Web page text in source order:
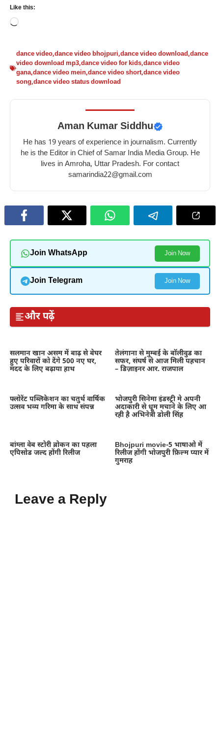
Like this:
Loading…
dance video,dance video bhojpuri,dance video download,dance
video download mp3,dance video for kids,dance video
gana,dance video mein,dance video short,dance video
song,dance video status download
Aman Kumar Siddhu
He has 19 years of experience in journalism. Currently
he is the Editor in Chief of Samar India Media Group. He
lives in Amroha, Uttar Pradesh. For contact
samarindia22@gmail.com
Join WhatsApp Join Now
Join Telegram Join Now
और पढ़ें
सलमान खान असम में बाढ़ से बेघर
हुए परिवारों को देंगे 500 नए घर,
मदद के लिए बढ़ाया हाथ
तेलंगाना से मुम्बई के बॉलीवुड का
सफर, संघर्ष से आज मिली पहचान
– डिज़ाइनर आर. राजपाल
फ्लोरेंट पब्लिकेशन का चतुर्थ वार्षिक
उत्सव भव्य गरिमा के साथ संपन्न
भोजपुरी सिनेमा इंडस्ट्री मे अपनी
अदाकारी से धूम मचाने के लिए आ
रही है अभिनेत्री डोली सिंह
बांग्ला वेब स्टोरी ब्रोकन का पहला
एपिसोड जल्द होंगी रिलीज
Bhojpuri movie-5 भाषाओ में
रिलीज होंगी भोजपुरी फ़िल्म प्यार में
गुमराह
Leave a Reply